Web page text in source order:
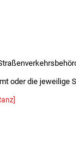
oder die jeweilige